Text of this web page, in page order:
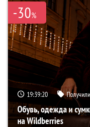
-30%
19:39:19
Обувь, одежда и
на Wildberries